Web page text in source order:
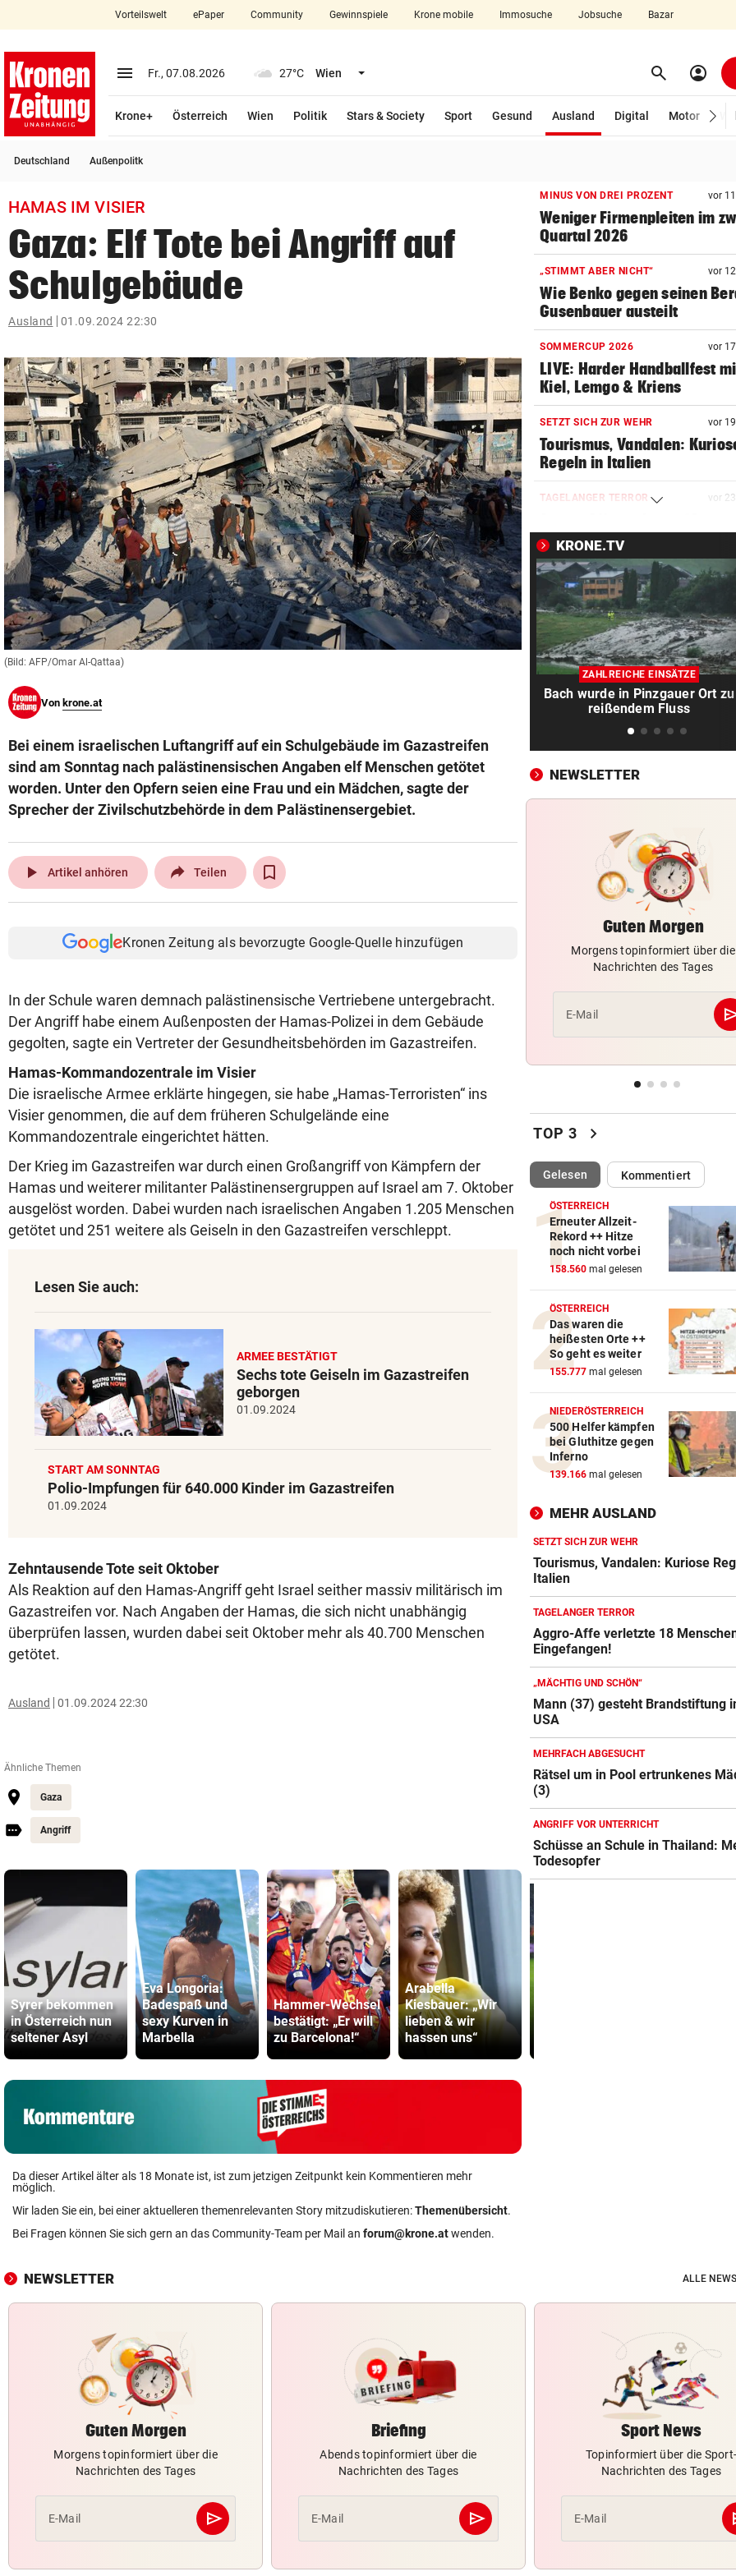
closeSchließen
account_circle Anmelden
arrow_right
bookmark
search
Suchbegriff
eingeben
© Krone Multimedia GmbH & Co KG 2026
Muthgasse 2, 1190 Wien
Vorteilswelt ePaper Community Gewinnspiele Krone mobile Immosuche Jobsuche Bazar
menu Menü aufklappen
Fr., 07.08.2026 27°C Wien Menü aufklappen search Suchen
account_circle
Krone+ Österreich Wien Politik Stars & Society Sport Gesund Ausland
Digital
Motor
Deutschland Außenpolitk
HAMAS IM VISIER
Gaza: Elf Tote bei Angriff auf
Schulgebäude
Ausland 01.09.2024 22:30
(Bild: AFP/Omar Al-Qattaa)
Von krone.at
Bei einem israelischen Luftangriff auf ein Schulgebäude im Gazastreifen
sind am Sonntag nach palästinensischen Angaben elf Menschen getötet
worden. Unter den Opfern seien eine Frau und ein Mädchen, sagte der
Sprecher der Zivilschutzbehörde in dem Palästinensergebiet.
play_arrow Artikel anhören Teilen
Kronen Zeitung als bevorzugte Google-Quelle hinzufügen
In der Schule waren demnach palästinensische Vertriebene untergebracht.
Der Angriff habe einem Außenposten der Hamas-Polizei in dem Gebäude
gegolten, sagte ein Vertreter der Gesundheitsbehörden im Gazastreifen.
Hamas-Kommandozentrale im Visier
Die israelische Armee erklärte hingegen, sie habe „Hamas-Terroristen“ ins
Visier genommen, die auf dem früheren Schulgelände eine
Kommandozentrale eingerichtet hätten.
Der Krieg im Gazastreifen war durch einen Großangriff von Kämpfern der
Hamas und weiterer militanter Palästinensergruppen auf Israel am 7. Oktober
ausgelöst worden. Dabei wurden nach israelischen Angaben 1.205 Menschen
getötet und 251 weitere als Geiseln in den Gazastreifen verschleppt.
Lesen Sie auch:
ARMEE BESTÄTIGT
Sechs tote Geiseln im Gazastreifen
geborgen
01.09.2024
START AM SONNTAG
Polio-Impfungen für 640.000 Kinder im Gazastreifen
01.09.2024
Zehntausende Tote seit Oktober
Als Reaktion auf den Hamas-Angriff geht Israel seither massiv militärisch im
Gazastreifen vor. Nach Angaben der Hamas, die sich nicht unabhängig
überprüfen lassen, wurden dabei seit Oktober mehr als 40.700 Menschen
getötet.
Ausland 01.09.2024 22:30
Ähnliche Themen
Gaza
Angriff
Syrer bekommen
in Österreich nun
seltener Asyl
Eva Longoria:
Badespaß und
sexy Kurven in
Marbella
Hammer-Wechsel
bestätigt: „Er will
zu Barcelona!“
Arabella
Kiesbauer: „Wir
lieben & wir
hassen uns“
Da dieser Artikel älter als 18 Monate ist, ist zum jetzigen Zeitpunkt kein Kommentieren mehr
möglich.
Wir laden Sie ein, bei einer aktuelleren themenrelevanten Story mitzudiskutieren:Themenübersicht.
Bei Fragen können Sie sich gern an das Community-Team per Mail an forum@krone.atwenden.
MINUS VON DREI PROZENT vor
Weniger Firmenpleiten im
Quartal 2026
„STIMMT ABER NICHT“ vor
Wie Benko gegen seinen
Gusenbauer austeilt
SOMMERCUP 2026 vor
LIVE: Harder Handballfest
Kiel, Lemgo & Kriens
SETZT SICH ZUR WEHR vor
Tourismus, Vandalen:
Regeln in Italien
TAGELANGER TERROR vor
Menschen: Eingefangen!
WIRBEL UM KINDER-SAGER vor 24
Kanzler entschuldigt sich:
Satz ist falsch“
PLÖTZLICH MIT DABEI vor
Thiem überrascht ÖFB-
im Trainingslager
Mann (37) gesteht
in den USA
FRAGE DES TAGES vor
Unterstützung vom Staat?
TRAGISCHER UNFALL vor
Kleinkind bei Sturz aus
schwer verletzt
APPELL IM LUXUS-HOTEL vor
Bayern mahnt Konkurrenz:
kann es nicht sein!“
vor
„Weltmeister-Sprosses“
Altachs Massombo kennt den
Schlüssel zum Erfolg
URSACHE GEKLÄRT
Zigarettenstummel Grund für
Brand in Wohnhaus
CHEF VON VERSICHERUNG: vor
„Ein kalkulierbares Wetter
nicht mehr“
VORWÜRFE UND TRÄNEN vor
Ex-Weltmeisterin: „Dann
heute gelähmt!“
TRAUER UM 26-JÄHRIGE
TikTokerin Sydney Towle
Kampf gegen Krebs
ÖSTERREICHER BETROFFEN vor
Haftbefehle aufgehoben
SCHWERE VERBRENNUNGEN vor
Arbeiter fing im Schlosspark
Laxenburg Feuer
IM EU-VERGLEICH vor
Österreich liegt bei E-Bussen
deutlich zurück
KRONE.TV
ZAHLREICHE EINSÄTZE
Bach wurde in Pinzgauer Ort zu
reißendem Fluss
NEWSLETTER
Guten Morgen
Morgens topinformiert über die
Nachrichten des Tages
E-Mail
TOP 3 chevron_right
Gelesen(ausgewählt)Kommentiert
ÖSTERREICH
Erneuter Allzeit-
Rekord ++ Hitze
noch nicht vorbei
158.560 mal gelesen
ÖSTERREICH
Das waren die
heißesten Orte ++
So geht es weiter
155.777 mal gelesen
NIEDERÖSTERREICH
500 Helfer kämpfen
bei Gluthitze gegen
Inferno
139.166 mal gelesen
MEHR AUSLAND
SETZT SICH ZUR WEHR
Tourismus, Vandalen: Kuriose
Italien
TAGELANGER TERROR
Aggro-Affe verletzte 18
Eingefangen!
„MÄCHTIG UND SCHÖN“
Mann (37) gesteht Brandstiftung
USA
MEHRFACH ABGESUCHT
Rätsel um in Pool ertrunkenes
(3)
ANGRIFF VOR UNTERRICHT
Schüsse an Schule in Thailand:
Todesopfer
NEWSLETTER ALLE
Guten Morgen
Morgens topinformiert über die
Nachrichten des Tages
E-Mail send
Abschicken
Briefing
Abends topinformiert über die
Nachrichten des Tages
E-Mail send
Abschicken
Sport News
Topinformiert über die Sport-
Nachrichten des Tages
E-Mail